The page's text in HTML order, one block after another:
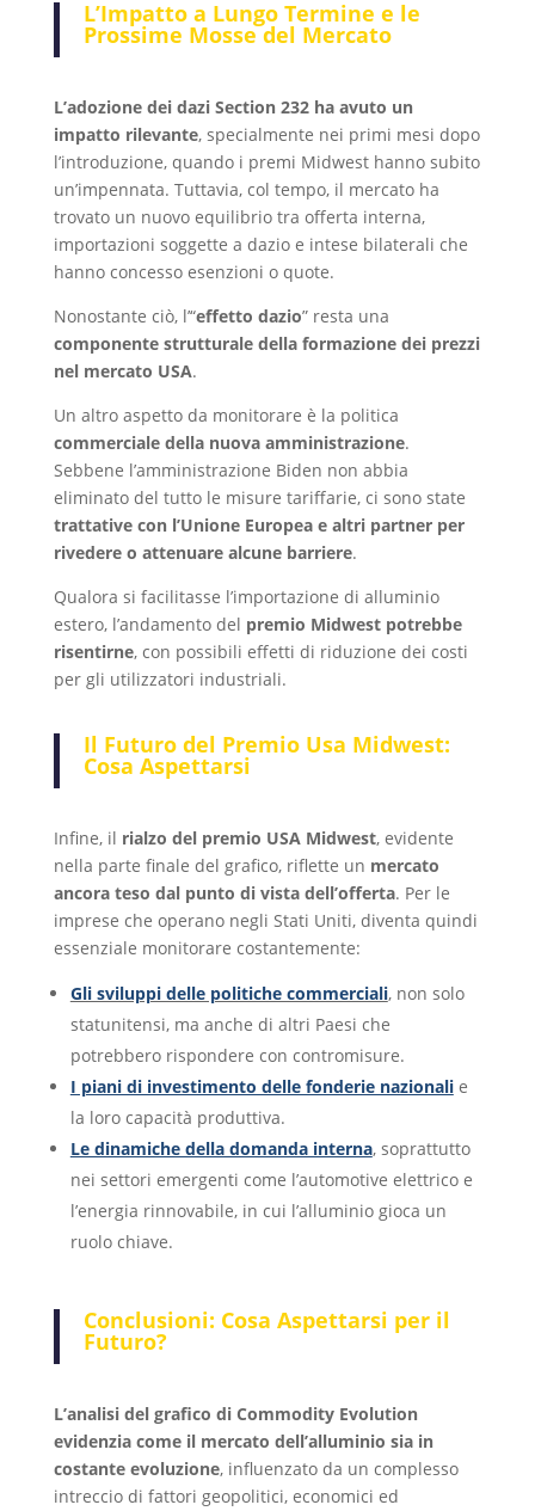
L’Impatto a Lungo Termine e le
Prossime Mosse del Mercato
L’adozione dei dazi Section 232 ha avuto un
impatto rilevante, specialmente nei primi mesi dopo
l’introduzione, quando i premi Midwest hanno subito
un’impennata. Tuttavia, col tempo, il mercato ha
trovato un nuovo equilibrio tra offerta interna,
importazioni soggette a dazio e intese bilaterali che
hanno concesso esenzioni o quote.
Nonostante ciò, l’“effetto dazio” resta una
componente strutturale della formazione dei prezzi
nel mercato USA.
Un altro aspetto da monitorare è la politica
commerciale della nuova amministrazione.
Sebbene l’amministrazione Biden non abbia
eliminato del tutto le misure tariffarie, ci sono state
trattative con l’Unione Europea e altri partner per
rivedere o attenuare alcune barriere.
Qualora si facilitasse l’importazione di alluminio
estero, l’andamento del premio Midwest potrebbe
risentirne, con possibili effetti di riduzione dei costi
per gli utilizzatori industriali.
Il Futuro del Premio Usa Midwest:
Cosa Aspettarsi
Infine, il rialzo del premio USA Midwest, evidente
nella parte finale del grafico, riflette un mercato
ancora teso dal punto di vista dell’offerta. Per le
imprese che operano negli Stati Uniti, diventa quindi
essenziale monitorare costantemente:
Gli sviluppi delle politiche commerciali, non solo
statunitensi, ma anche di altri Paesi che
potrebbero rispondere con contromisure.
I piani di investimento delle fonderie nazionalie
la loro capacità produttiva.
Le dinamiche della domanda interna, soprattutto
nei settori emergenti come l’automotive elettrico e
l’energia rinnovabile, in cui l’alluminio gioca un
ruolo chiave.
Conclusioni: Cosa Aspettarsi per il
Futuro?
L’analisi del grafico di Commodity Evolution
evidenzia come il mercato dell’alluminio sia in
costante evoluzione, influenzato da un complesso
intreccio di fattori geopolitici, economici ed